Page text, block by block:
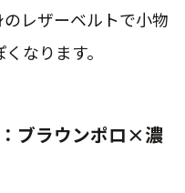
レザーベルトで小物
なります。
ブラウンポロ×濃